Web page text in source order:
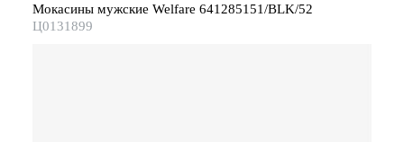
Мокасины мужские Welfare 641285151/BLK/52
Ц0131899